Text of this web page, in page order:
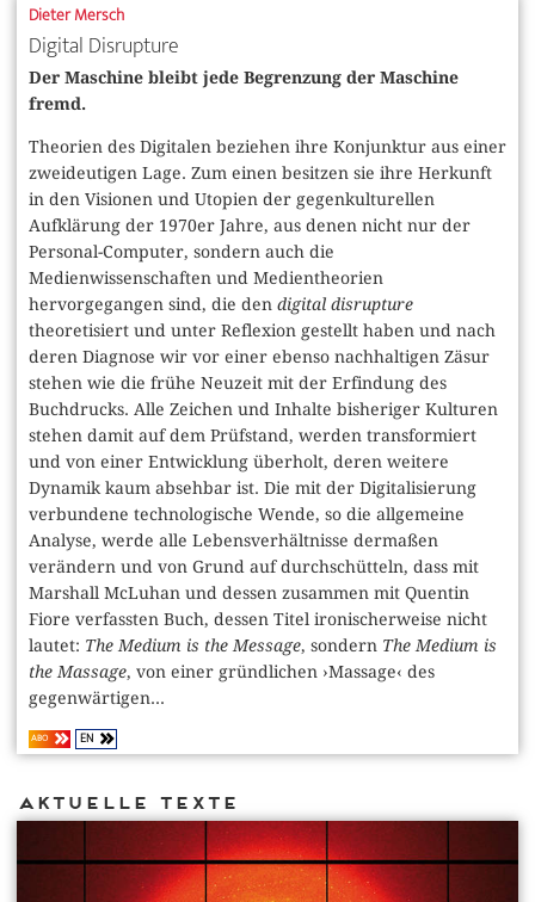
Dieter Mersch
Digital Disrupture
Der Maschine bleibt jede Begrenzung der Maschine
fremd.
Theorien des Digitalen beziehen ihre Konjunktur aus einer
zweideutigen Lage. Zum einen besitzen sie ihre Herkunft
in den Visionen und Utopien der gegenkulturellen
Aufklärung der 1970er Jahre, aus denen nicht nur der
Personal-Computer, sondern auch die
Medienwissenschaften und Medientheorien
hervorgegangen sind, die den digital disrupture
theoretisiert und unter Reflexion gestellt haben und nach
deren Diagnose wir vor einer ebenso nachhaltigen Zäsur
stehen wie die frühe Neuzeit mit der Erfindung des
Buchdrucks. Alle Zeichen und Inhalte bisheriger Kulturen
stehen damit auf dem Prüfstand, werden transformiert
und von einer Entwicklung überholt, deren weitere
Dynamik kaum absehbar ist. Die mit der Digitalisierung
verbundene technologische Wende, so die allgemeine
Analyse, werde alle Lebensverhältnisse dermaßen
verändern und von Grund auf durchschütteln, dass mit
Marshall McLuhan und dessen zusammen mit Quentin
Fiore verfassten Buch, dessen Titel ironischerweise nicht
lautet: The Medium is the Message, sondern The Medium is
the Massage, von einer gründlichen ›Massage‹ des
gegenwärtigen...
ABO EN
Aktuelle Texte